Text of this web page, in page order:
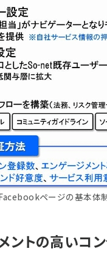
ページの基本体
ントの高いコ